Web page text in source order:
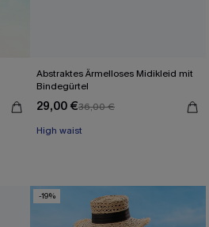
Abstraktes Ärmelloses Midikleid mit
Bindegürtel
29,00 €36,00 €
High waist
-19%